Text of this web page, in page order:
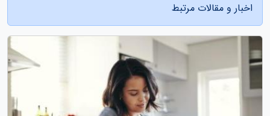
اخبار و مقالات مرتبط